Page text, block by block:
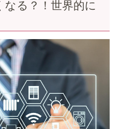
る？！世界的に